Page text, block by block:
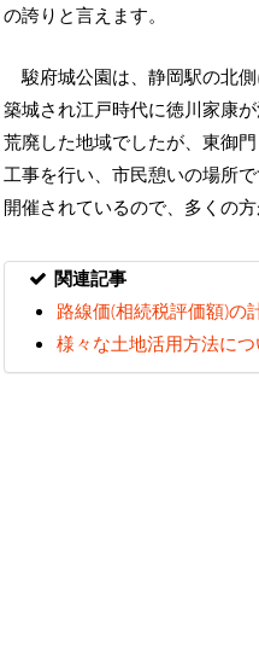
の誇りと言えます。
駿府城公園は、静岡駅の北
築城され江戸時代に徳川家康
荒廃した地域でしたが、東御
工事を行い、市民憩いの場所
開催されているので、多くの方
関連記事
路線価(相続税評価額)の
様々な土地活用方法につ